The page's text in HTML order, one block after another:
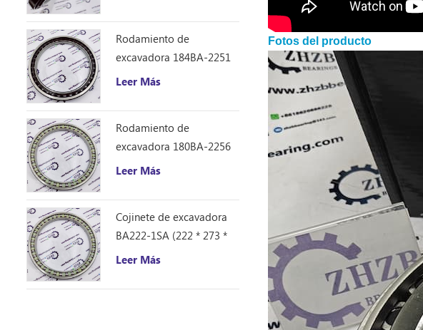
Fotos del producto
Rodamiento de
excavadora 184BA-2251
(184 * 226 * 21.5)
Leer Más
Rodamiento de
excavadora 180BA-2256
(180 * 225 * 21,5)
Leer Más
Cojinete de excavadora
BA222-1SA (222 * 273 *
26)
Leer Más